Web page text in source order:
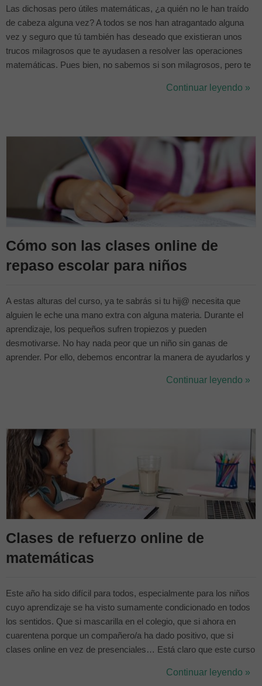
Las dichosas pero útiles matemáticas, ¿a quién no le han traído
de cabeza alguna vez? A todos se nos han atragantado alguna
vez y seguro que tú también has deseado que existieran unos
trucos milagrosos que te ayudasen a resolver las operaciones
matemáticas. Pues bien, no sabemos si son milagrosos, pero te
trucos que te ayudarán a llevarte mejor con las matemáticas.
Continuar leyendo »
Cómo son las clases online de
repaso escolar para niños
A estas alturas del curso, ya te sabrás si tu hij@ necesita que
alguien le eche una mano extra con alguna materia. Durante el
aprendizaje, los pequeños sufren tropiezos y pueden
desmotivarse. No hay nada peor que un niño sin ganas de
aprender. Por ello, debemos encontrar la manera de ayudarlos y
descubran el fantástico mundo del conocimiento y el saber.
Continuar leyendo »
Clases de refuerzo online de
matemáticas
Este año ha sido difícil para todos, especialmente para los niños
cuyo aprendizaje se ha visto sumamente condicionado en todos
los sentidos. Que si mascarilla en el colegio, que si ahora en
cuarentena porque un compañero/a ha dado positivo, que si
clases online en vez de presenciales… Está claro que este curso
pasado factura al rendimiento académico de tu hijo/a, a sus notas
Continuar leyendo »